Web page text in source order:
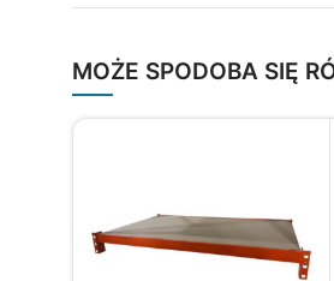
MOŻE SPODOBA SIĘ